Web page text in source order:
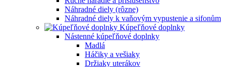
Náhradné diely (rôzne)
Náhradné diely k vaňovým vypustenie a sifonům
Kúpeľňové doplnky
Nástenné kúpeľňové doplnky
Madlá
Háčiky a vešiaky
Držiaky uterákov